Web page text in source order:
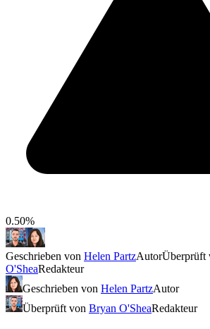
0.50%
Geschrieben von Helen PartzAutorÜberprüft
O'SheaRedakteur
Geschrieben von Helen PartzAutor
Überprüft von Bryan O'SheaRedakteur